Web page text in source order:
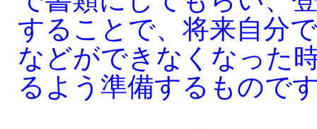
することで、将来自分
などができなくなった
るよう準備するもので